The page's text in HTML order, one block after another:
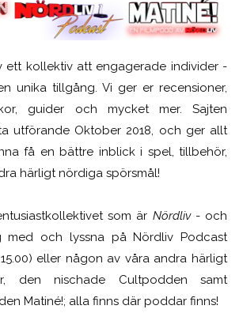
ett kollektiv att engagerade individer -
unika tillgång. Vi ger er recensioner,
guider och mycket mer. Sajten
utförande Oktober 2018, och ger allt
få en bättre inblick i spel, tillbehör,
härligt nördiga spörsmål!
som är Nördliv- och
med och lyssna på Nördliv Podcast
eller någon av våra andra härligt
den nischade Cultpodden samt
Matiné!; alla finns där poddar finns!